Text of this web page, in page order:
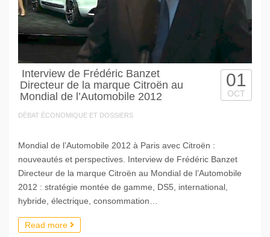
Interview de Frédéric Banzet
Directeur de la marque Citroën au
Mondial de l’Automobile 2012
DÉBAT ÉCONOMIQUE ET DOSSIERS
01
OCT
Mondial de l’Automobile 2012 à Paris avec Citroën :
nouveautés et perspectives. Interview de Frédéric Banzet
Directeur de la marque Citroën au Mondial de l’Automobile
2012 : stratégie montée de gamme, DS5, international,
hybride, électrique, consommation…
Read more